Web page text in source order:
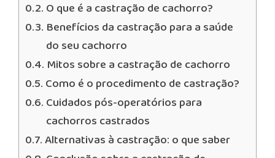
O que é a castração de cachorro?
Benefícios da castração para a saúde
do seu cachorro
Mitos sobre a castração de cachorro
Como é o procedimento de castração?
Cuidados pós-operatórios para
cachorros castrados
Alternativas à castração: o que saber